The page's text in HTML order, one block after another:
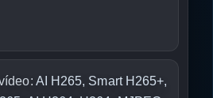
AI H265, Smart H265+,